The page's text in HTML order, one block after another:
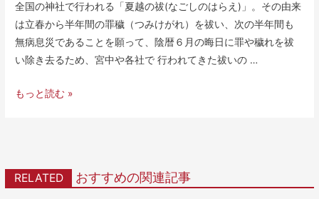
全国の神社で行われる「夏越の祓(なごしのはらえ)」。その由来
は立春から半年間の罪穢（つみけがれ）を祓い、次の半年間も
無病息災であることを願って、陰暦６月の晦日に罪や穢れを祓
い除き去るため、宮中や各社で 行われてきた祓いの …
もっと読む »
RELATED おすすめの関連記事